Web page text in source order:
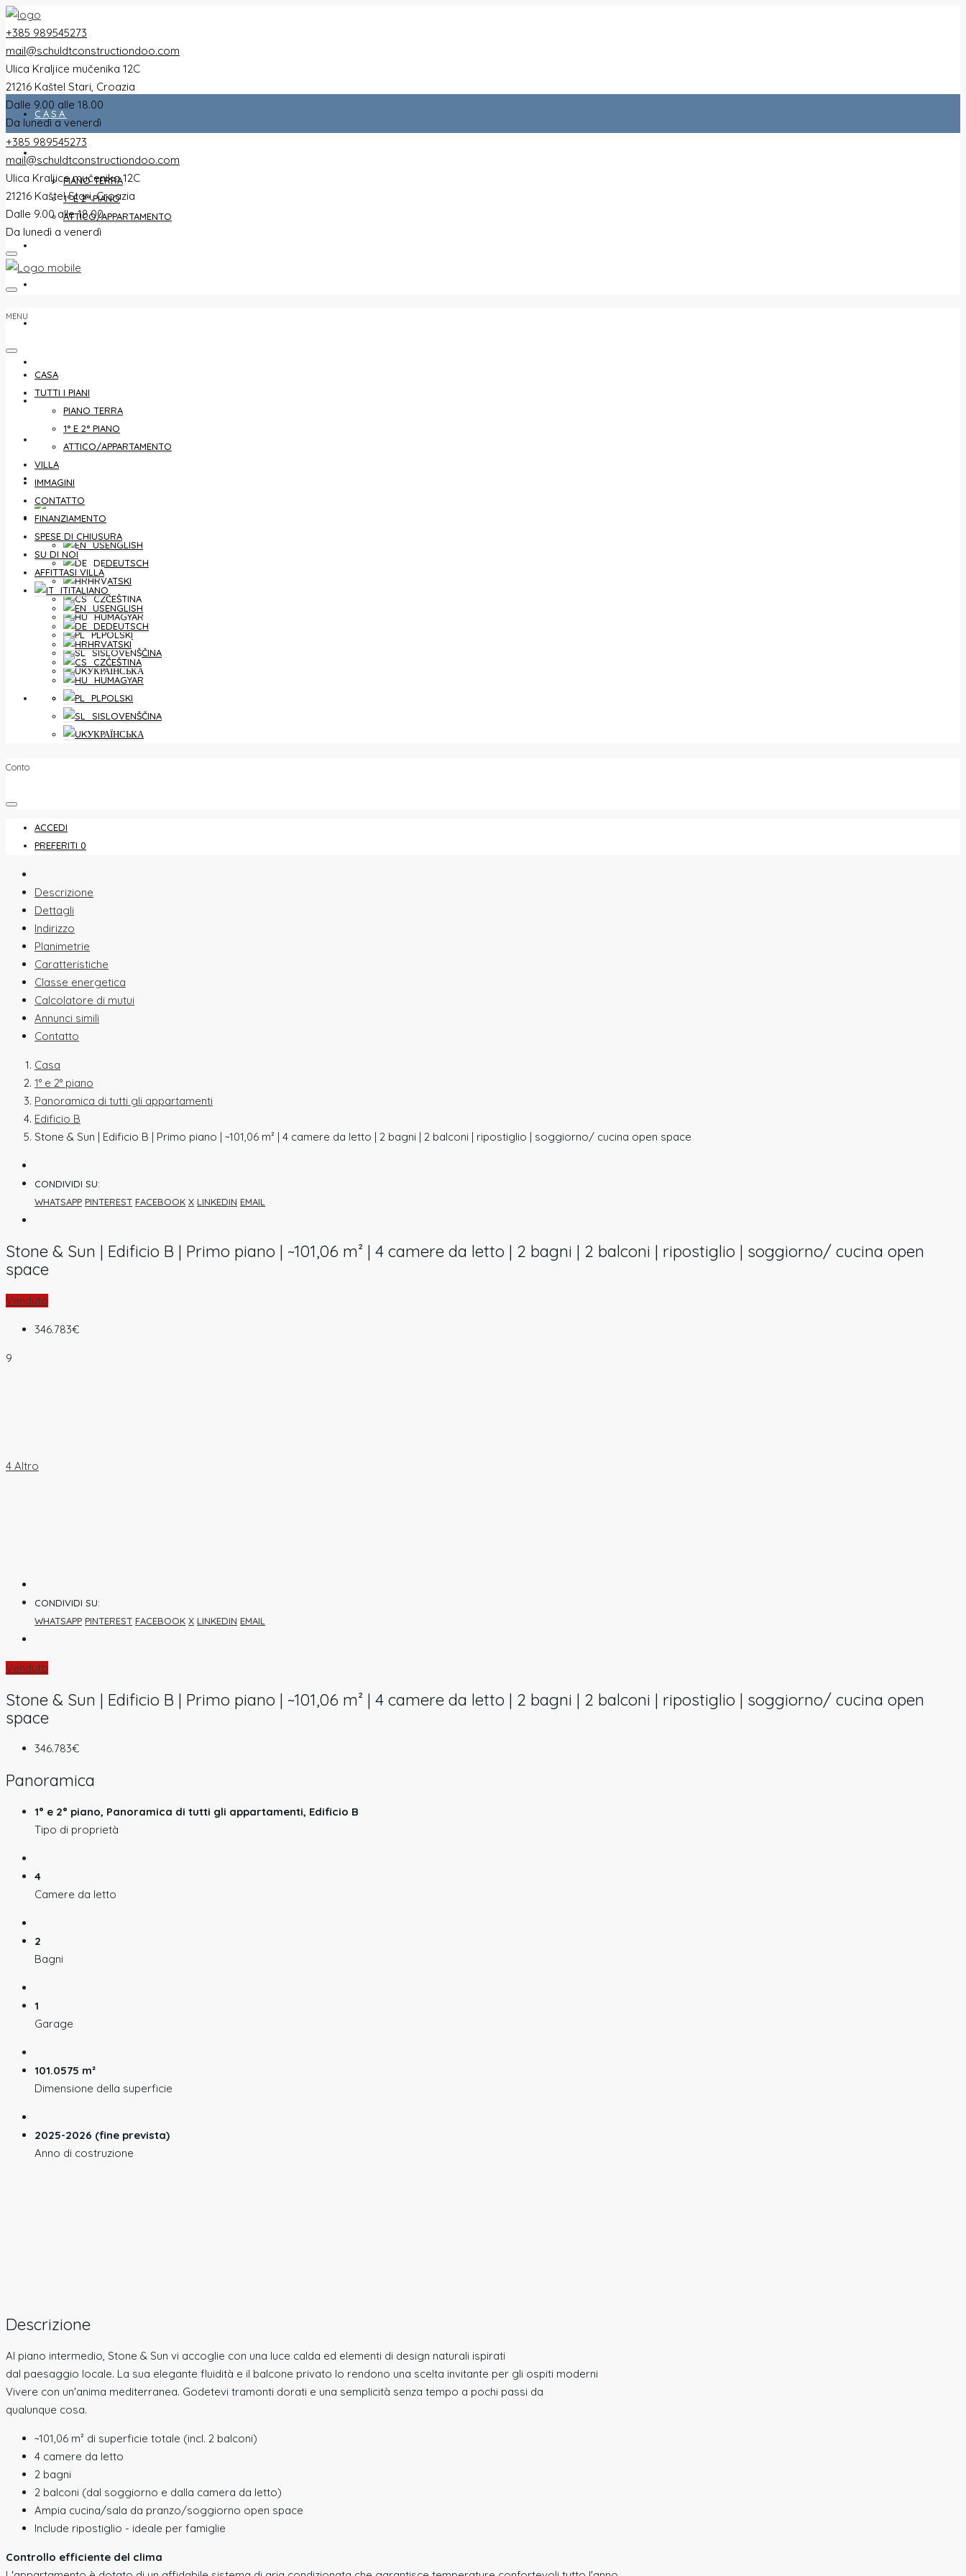
+385 989545273
mail@schuldtconstructiondoo.com
Ulica Kraljice mučenika 12C
21216 Kaštel Stari, Croazia
Dalle 9.00 alle 18.00
Da lunedì a venerdì
CASA
PIANO TERRA
1° E 2° PIANO
ATTICO/APPARTAMENTO
SPESE DI CHIUSURA
AFFITTASI VILLA
ITALIANO
ENGLISH
DEUTSCH
HRVATSKI
ČEŠTINA
MAGYAR
POLSKI
SLOVENŠČINA
УКРАЇНСЬКА
PREFERITI0
+385 989545273
mail@schuldtconstructiondoo.com
Ulica Kraljice mučenika 12C
21216 Kaštel Stari, Croazia
Dalle 9.00 alle 18.00
Da lunedì a venerdì
MENU
CASA
TUTTI I PIANI
PIANO TERRA
1° E 2° PIANO
ATTICO/APPARTAMENTO
VILLA
IMMAGINI
CONTATTO
FINANZIAMENTO
SPESE DI CHIUSURA
SU DI NOI
AFFITTASI VILLA
ITALIANO
ENGLISH
DEUTSCH
HRVATSKI
ČEŠTINA
MAGYAR
POLSKI
SLOVENŠČINA
УКРАЇНСЬКА
Conto
ACCEDI
PREFERITI 0
Descrizione
Dettagli
Indirizzo
Planimetrie
Caratteristiche
Classe energetica
Calcolatore di mutui
Annunci simili
Contatto
Casa
1° e 2° piano
Panoramica di tutti gli appartamenti
Edificio B
Stone & Sun | Edificio B | Primo piano | ~101,06 m² | 4 camere da letto | 2 bagni | 2 balconi | ripostiglio | soggiorno/ cucina open space
CONDIVIDI SU:
WHATSAPP PINTEREST FACEBOOK X LINKEDIN EMAIL
Stone & Sun | Edificio B | Primo piano | ~101,06 m² | 4 camere da letto | 2 bagni | 2 balconi | ripostiglio | soggiorno/ cucina open
space
Venduto
346.783€
9
4 Altro
CONDIVIDI SU:
WHATSAPP PINTEREST FACEBOOK X LINKEDIN EMAIL
Venduto
Stone & Sun | Edificio B | Primo piano | ~101,06 m² | 4 camere da letto | 2 bagni | 2 balconi | ripostiglio | soggiorno/ cucina open
space
346.783€
Panoramica
1° e 2° piano, Panoramica di tutti gli appartamenti, Edificio B
Tipo di proprietà
4
Camere da letto
2
Bagni
1
Garage
101.0575 m²
Dimensione della superficie
2025-2026 (fine prevista)
Anno di costruzione
Descrizione
Al piano intermedio, Stone & Sun vi accoglie con una luce calda ed elementi di design naturali ispirati
dal paesaggio locale. La sua elegante fluidità e il balcone privato lo rendono una scelta invitante per gli ospiti moderni
Vivere con un'anima mediterranea. Godetevi tramonti dorati e una semplicità senza tempo a pochi passi da
qualunque cosa.
~101,06 m² di superficie totale (incl. 2 balconi)
4 camere da letto
2 bagni
2 balconi (dal soggiorno e dalla camera da letto)
Ampia cucina/sala da pranzo/soggiorno open space
Include ripostiglio - ideale per famiglie
Controllo efficiente del clima